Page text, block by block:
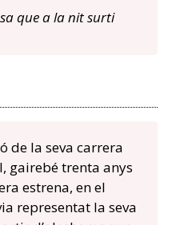
que a la nit surti
de la seva carrera
gairebé trenta anys
estrena, en el
representat la seva